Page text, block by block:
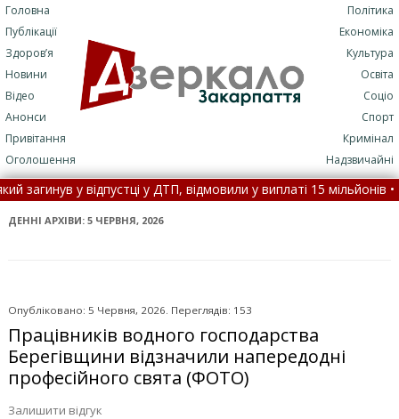
Головна
Публікації
Здоров’я
Новини
Відео
Анонси
Привітання
Оголошення
Політика
Економіка
Культура
Освіта
Соціо
Спорт
Кримінал
Надзвичайні
у ДТП, відмовили у виплаті 15 мільйонів • Поліція з’ясовує
його товариш потонув • 5 серпня: це цікаво знати •
ДЕННІ АРХІВИ: 5 ЧЕРВНЯ, 2026
Опубліковано: 5 Червня, 2026. Переглядів: 153
Працівників водного господарства
Берегівщини відзначили напередодні
професійного свята (ФОТО)
Залишити відгук